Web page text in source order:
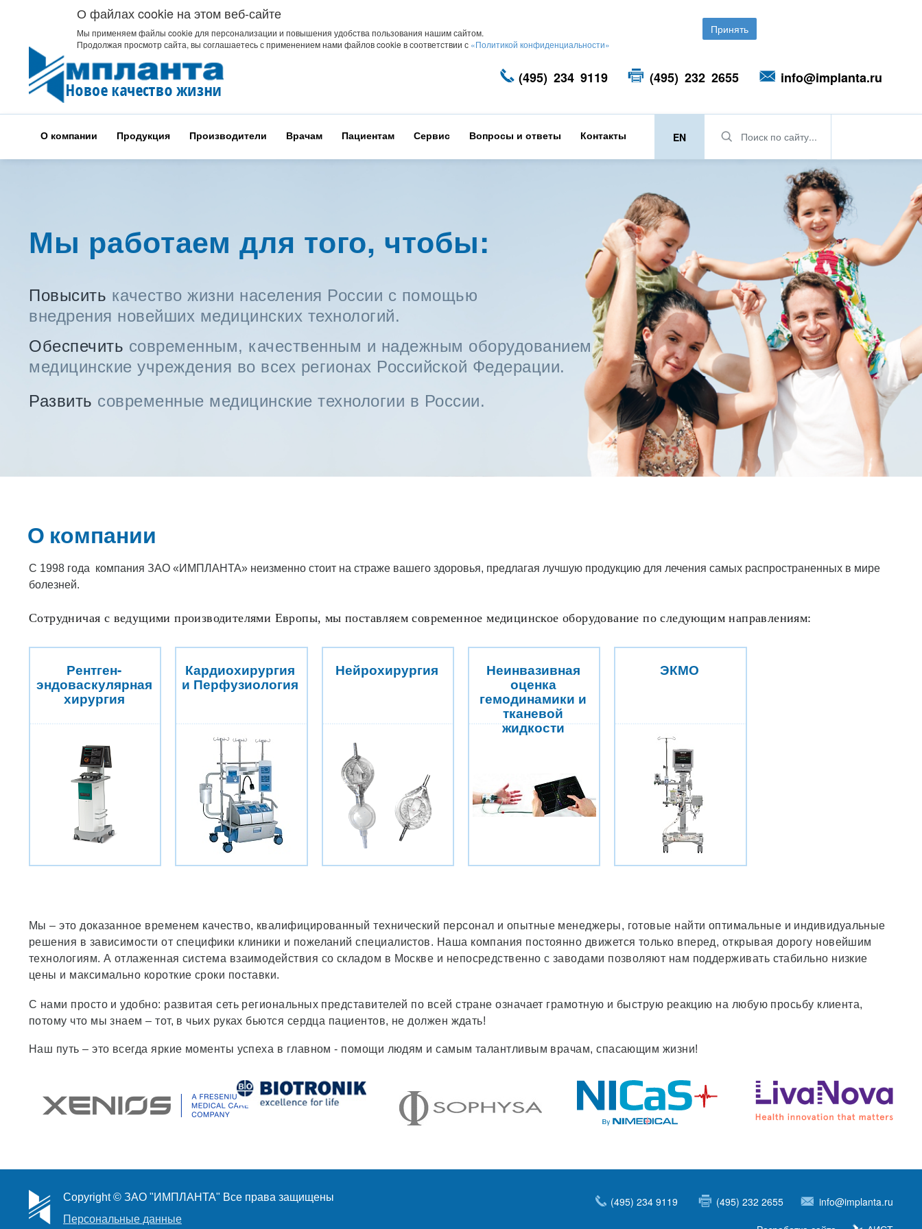
О файлах cookie на этом веб-сайте
Мы применяем файлы cookie для персонализации и повышения удобства пользования нашим сайтом.
Продолжая просмотр сайта, вы соглашаетесь с применением нами файлов cookie в соответствии с «Политикой конфиденциальности»
Принять
(495) 234 9119 (495) 232 2655 info@implanta.ru
О компании Продукция Производители Врачам Пациентам Сервис Вопросы и ответы Контакты EN Поиск по сайту...
Мы работаем для того, чтобы:
Повысить качество жизни населения России с помощью
внедрения новейших медицинских технологий.
Обеспечить современным, качественным и надежным оборудованием
медицинские учреждения во всех регионах Российской Федерации.
Развить современные медицинские технологии в России.
О компании
С 1998 года компания ЗАО «ИМПЛАНТА» неизменно стоит на страже вашего здоровья, предлагая лучшую продукцию для лечения самых распространенных в мире
болезней.
Сотрудничая с ведущими производителями Европы, мы поставляем современное медицинское оборудование по следующим направлениям:
Рентген-
эндоваскулярная
хирургия
Кардиохирургия
и Перфузиология
Нейрохирургия Неинвазивная
оценка
гемодинамики и
тканевой
жидкости
ЭКМО
Мы – это доказанное временем качество, квалифицированный технический персонал и опытные менеджеры, готовые найти оптимальные и индивидуальные
решения в зависимости от специфики клиники и пожеланий специалистов. Наша компания постоянно движется только вперед, открывая дорогу новейшим
технологиям. А отлаженная система взаимодействия со складом в Москве и непосредственно с заводами позволяют нам поддерживать стабильно низкие
цены и максимально короткие сроки поставки.
С нами просто и удобно: развитая сеть региональных представителей по всей стране означает грамотную и быструю реакцию на любую просьбу клиента,
потому что мы знаем – тот, в чьих руках бьются сердца пациентов, не должен ждать!
Наш путь – это всегда яркие моменты успеха в главном - помощи людям и самым талантливым врачам, спасающим жизни!
(495) 234 9119 (495) 232 2655 info@implanta.ru
Copyright © ЗАО "ИМПЛАНТА" Все права защищены
Персональные данные